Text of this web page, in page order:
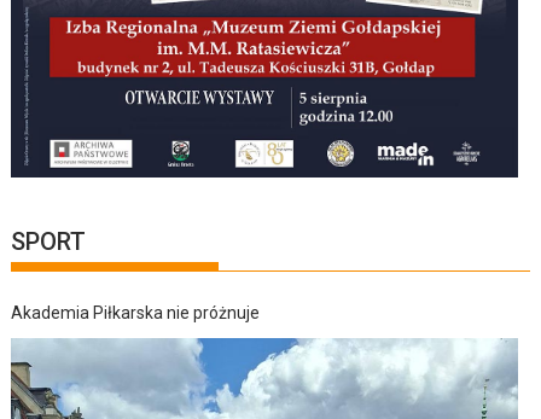
SPORT
Akademia Piłkarska nie próżnuje